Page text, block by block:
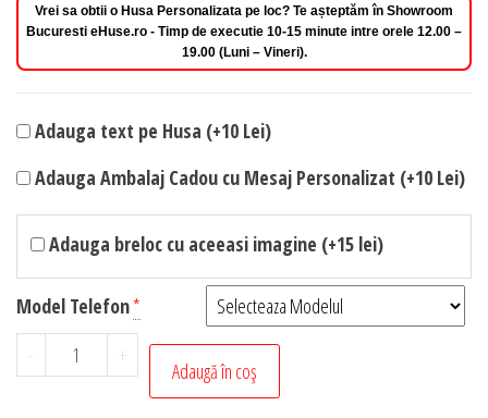
Vrei sa obtii o Husa Personalizata pe loc? Te așteptăm în Showroom
Bucuresti eHuse.ro - Timp de executie 10-15 minute intre orele 12.00 –
19.00 (Luni – Vineri).
Adauga text pe Husa (+10 Lei)
Adauga Ambalaj Cadou cu Mesaj Personalizat (+10 Lei)
Adauga breloc cu aceeasi imagine (+15 lei)
Model Telefon*
-
Cantitate
Husa
+
Adaugă în coș